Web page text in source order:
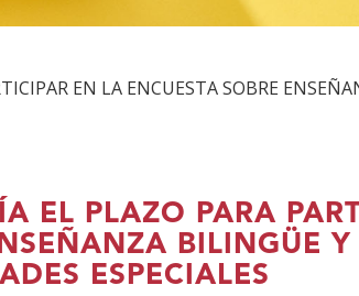
EN LA ENCUESTA SOBRE
EL PLAZO PARA
BILINGÜE
ESPECIALES